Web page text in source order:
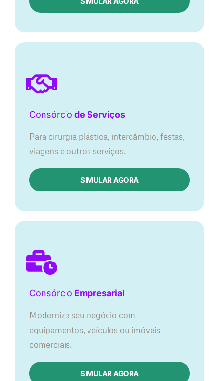
Consórcio de Serviços
Para cirurgia plástica, intercâmbio, festas,
viagens e outros serviços.
SIMULAR AGORA
Consórcio Empresarial
Modernize seu negócio com
equipamentos, veículos ou imóveis
comerciais.
SIMULAR AGORA